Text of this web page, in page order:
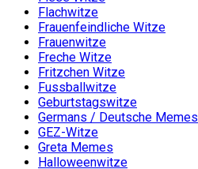
Flachwitze
Frauenfeindliche Witze
Frauenwitze
Freche Witze
Fritzchen Witze
Fussballwitze
Geburtstagswitze
Germans / Deutsche Memes
GEZ-Witze
Greta Memes
Halloweenwitze